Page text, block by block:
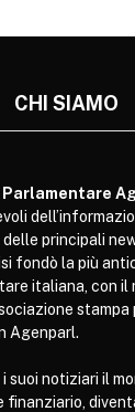
CHI SIAMO
Parlamentare
principali
fondò la più
italiana, con il
Agenparl.
suoi notiziari il
finanziario,